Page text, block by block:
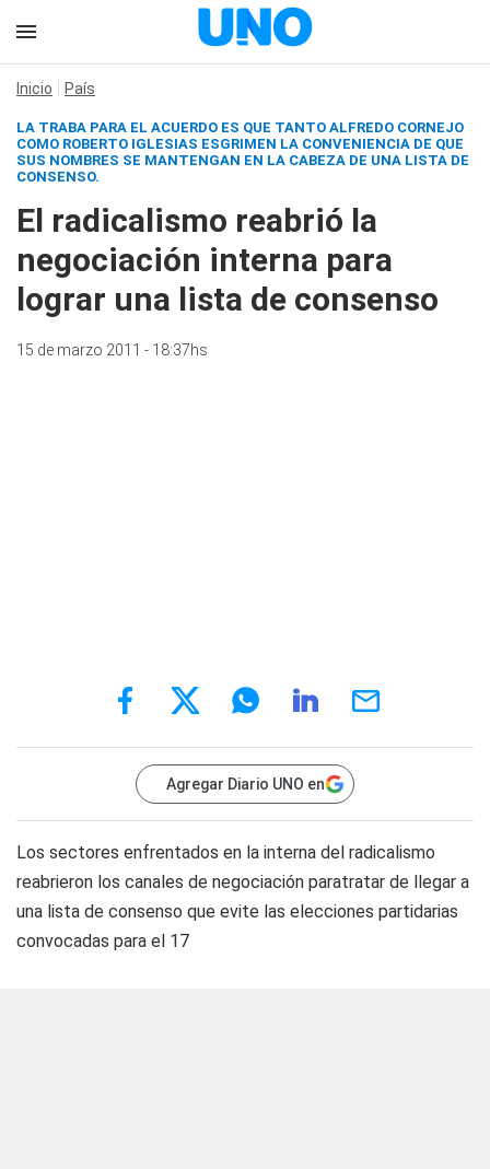
Inicio País
LA TRABA PARA EL ACUERDO ES QUE TANTO ALFREDO CORNEJO
COMO ROBERTO IGLESIAS ESGRIMEN LA CONVENIENCIA DE QUE
SUS NOMBRES SE MANTENGAN EN LA CABEZA DE UNA LISTA DE
CONSENSO.
El radicalismo reabrió la
negociación interna para
lograr una lista de consenso
15 de marzo 2011 - 18:37hs
Agregar Diario UNO en
Los sectores enfrentados en la interna del radicalismo
reabrieron los canales de negociación paratratar de llegar a
una lista de consenso que evite las elecciones partidarias
convocadas para el 17